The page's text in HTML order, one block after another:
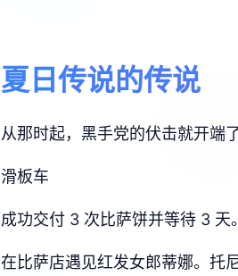
夏日传说的传说
从那时起，黑手党的伏击就开端
滑板车
成功交付 3 次比萨饼并等待 3 天。
在比萨店遇见红发女郎蒂娜。托